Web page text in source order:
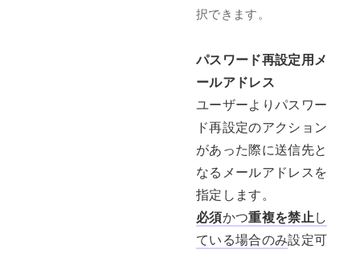
択できます。
パスワード再設定用メ
ールアドレス
ユーザーよりパスワー
ド再設定のアクション
があった際に送信先と
なるメールアドレスを
指定します。
必須かつ重複を禁止 し
ている場合のみ設定可